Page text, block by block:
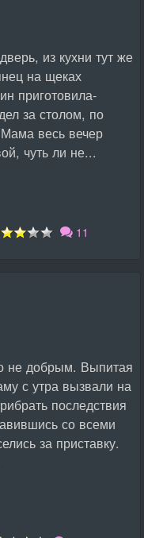
из кухни тут же
на щеках
приготовила-
за столом, по
весь вечер
чуть ли не...
11
не добрым. Выпитая
с утра вызвали на
последствия
со всеми
за приставку.